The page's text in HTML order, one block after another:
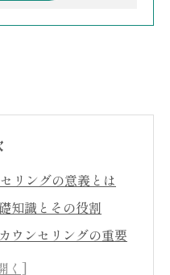
リングの意義とは
知識とその役割
ウンセリングの重要